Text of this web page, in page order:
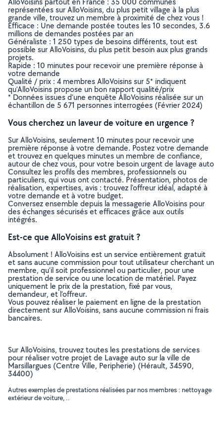
représentées sur AlloVoisins, du plus petit village à la plus
grande ville, trouvez un membre à proximité de chez vous !
Efficace : Une demande postée toutes les 10 secondes, 3.6
millions de demandes postées par an
Généraliste : 1 250 types de besoins différents, tout est
possible sur AlloVoisins, du plus petit besoin aux plus grands
projets.
Rapide : 10 minutes pour recevoir une première réponse à
votre demande
Qualité / prix : 4 membres AlloVoisins sur 5* indiquent
qu’AlloVoisins propose un bon rapport qualité/prix
* Données issues d’une enquête AlloVoisins réalisée sur un
échantillon de 5 671 personnes interrogées (Février 2024)
Vous cherchez un laveur de voiture en urgence ?
Sur AlloVoisins, seulement 10 minutes pour recevoir une
première réponse à votre demande. Postez votre demande
et trouvez en quelques minutes un membre de confiance,
autour de chez vous, pour votre besoin urgent de lavage auto
Consultez les profils des membres, professionnels ou
particuliers, qui vous ont contacté. Présentation, photos de
réalisation, expertises, avis : trouvez l'offreur idéal, adapté à
votre demande et à votre budget.
Conversez ensemble depuis la messagerie AlloVoisins pour
des échanges sécurisés et efficaces grâce aux outils
intégrés.
Est-ce que AlloVoisins est gratuit ?
Absolument ! AlloVoisins est un service entièrement gratuit
et sans aucune commission pour tout utilisateur cherchant un
membre, qu’il soit professionnel ou particulier, pour une
prestation de service ou une location de matériel. Payez
uniquement le prix de la prestation, fixé par vous,
demandeur, et l’offreur.
Vous pouvez réaliser le paiement en ligne de la prestation
directement sur AlloVoisins, sans aucune commission ni frais
bancaires.
Sur AlloVoisins, trouvez toutes les prestations de services
pour réaliser votre projet de Lavage auto sur la ville de
Marsillargues (Centre Ville, Peripherie) (Hérault, 34590,
34400)
Autres exemples de prestations réalisées par nos membres : nettoyage
extérieur de voiture, ..